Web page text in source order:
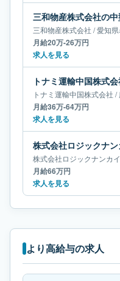
三和物産株式会社 /愛知県
月給20万-26万円
求人を見る
トナミ運輸中国株式会社 /
月給36万-64万円
求人を見る
株式会社ロジックナンカイ
月給66万円
求人を見る
より高給与の求人